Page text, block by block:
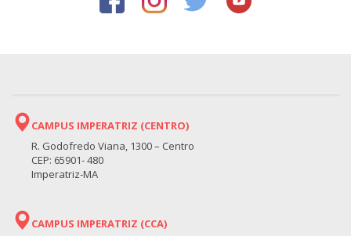
CAMPUS IMPERATRIZ (CENTRO)
R. Godofredo Viana, 1300 – Centro
CEP: 65901- 480
Imperatriz-MA
CAMPUS IMPERATRIZ (CCA)